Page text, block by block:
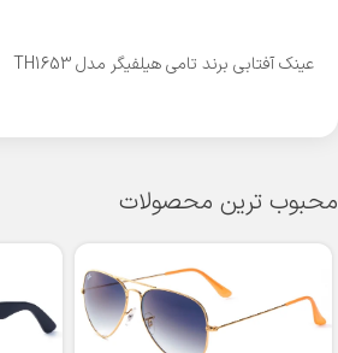
عینک آفتابی برند تامی هیلفیگر مدل TH1653
محبوب ترین محصولات